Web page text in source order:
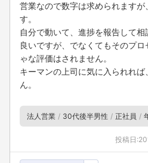
営業なので数字は求められますが
す。
自分で動いて、進捗を報告して
良いですが、でなくてもそのプ
ゃな評価はされません。
キーマンの上司に気に入られれ
ん。
法人営業 30代後半男性 正社員
投稿日: